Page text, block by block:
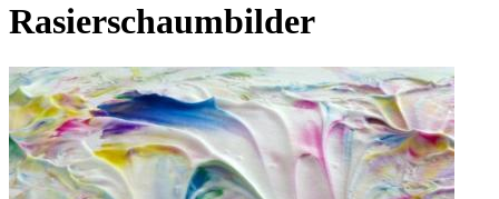
Rasierschaumbilder